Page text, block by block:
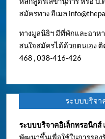
สมัครทาง อีเมล
ทางมูลนิธิฯ มีที่พักและอาห
สนใจสมัครได้ด้วยตนเอง
468 , 038-416-426
ระบบบริจ
ระบบบริจาคอิเล็กทรอนิกส์
พัฒนาขึ้นเพื่อใช้ในการรอ